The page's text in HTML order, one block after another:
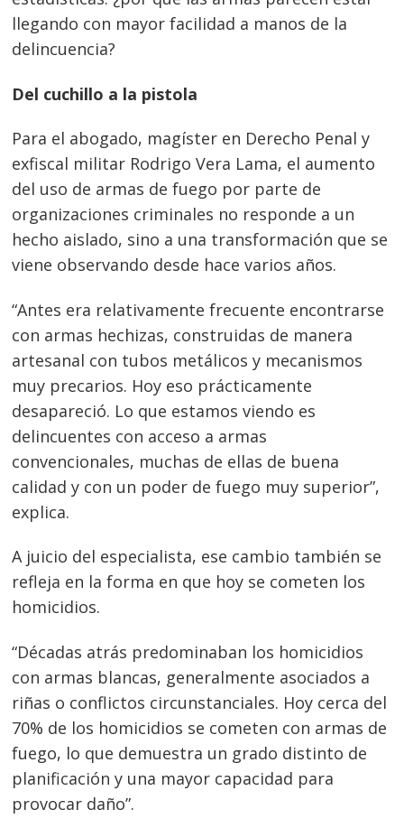
llegando con mayor facilidad a manos de la
delincuencia?
Del cuchillo a la pistola
Para el abogado, magíster en Derecho Penal y
exfiscal militar Rodrigo Vera Lama, el aumento
del uso de armas de fuego por parte de
organizaciones criminales no responde a un
hecho aislado, sino a una transformación que se
viene observando desde hace varios años.
“Antes era relativamente frecuente encontrarse
con armas hechizas, construidas de manera
artesanal con tubos metálicos y mecanismos
muy precarios. Hoy eso prácticamente
desapareció. Lo que estamos viendo es
delincuentes con acceso a armas
convencionales, muchas de ellas de buena
calidad y con un poder de fuego muy superior”,
explica.
A juicio del especialista, ese cambio también se
refleja en la forma en que hoy se cometen los
homicidios.
“Décadas atrás predominaban los homicidios
con armas blancas, generalmente asociados a
riñas o conflictos circunstanciales. Hoy cerca del
70% de los homicidios se cometen con armas de
fuego, lo que demuestra un grado distinto de
planificación y una mayor capacidad para
provocar daño”.